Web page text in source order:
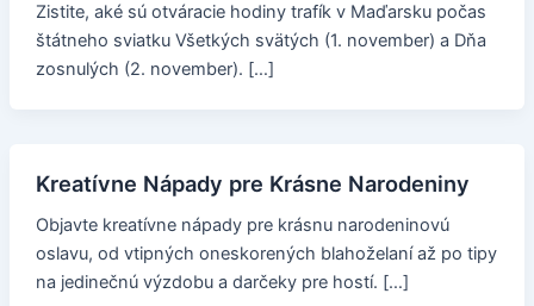
Zistite, aké sú otváracie hodiny trafík v Maďarsku počas
štátneho sviatku Všetkých svätých (1. november) a Dňa
zosnulých (2. november). […]
Kreatívne Nápady pre Krásne Narodeniny
Objavte kreatívne nápady pre krásnu narodeninovú
oslavu, od vtipných oneskorených blahoželaní až po tipy
na jedinečnú výzdobu a darčeky pre hostí. […]